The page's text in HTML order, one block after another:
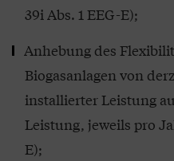
39i Abs. 1 EEG-E);
Anhebung des
Biogasanlagen von
installierter Leistung
Leistung, jeweils pro
E);